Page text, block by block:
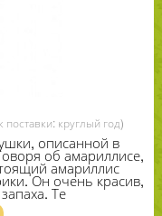
круглый год)
описанной в
об амариллисе,
амариллис
Он очень красив,
Те
и с которыми